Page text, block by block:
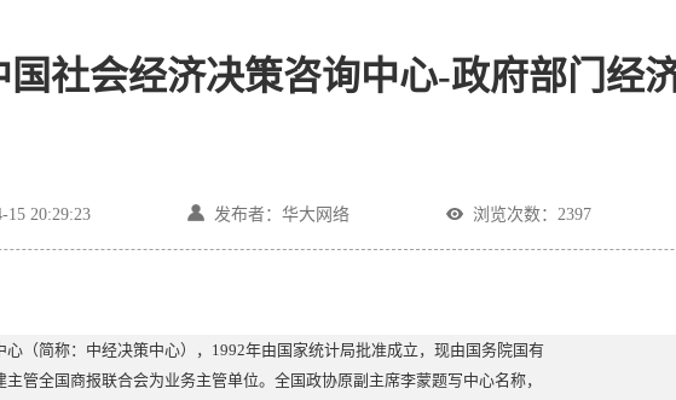
国社会经济决策咨询中心-政府部门经
15 20:29:23 发布者：华大网络 浏览次数：2397
心（简称：中经决策中心），1992年由国家统计局批准成立，现由国务院国有
管全国商报联合会为业务主管单位。全国政协原副主席李蒙题写中心名称，